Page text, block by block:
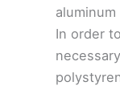
aluminum
In order